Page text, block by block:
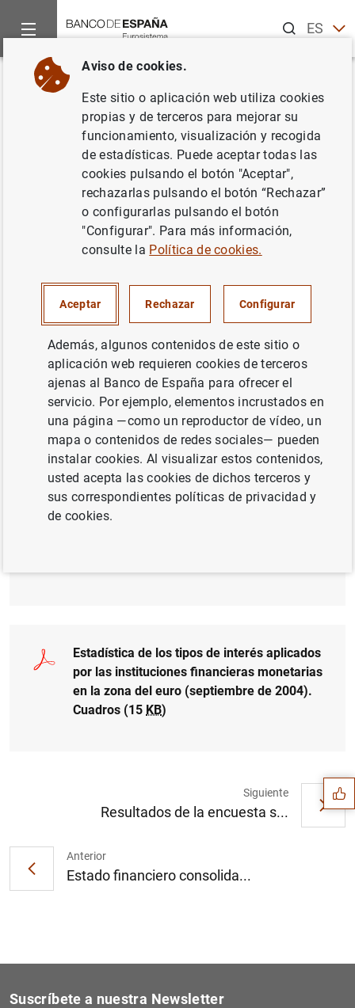
ESEN
Inicio Noticias y eventos
Volver
Estadística de los tipos de
interés aplicados por las
instituciones financieras
monetarias en la zona del euro
(septiembre de 2004)
Estadística de los tipos de interés aplicados
por las instituciones financieras monetarias
en la zona del euro (septiembre de 2004).
Gráfico 1 (20KB)
Estadística de los tipos de interés aplicados
Estadística de los tipos de interés aplicados
por las instituciones financieras monetarias
en la zona del euro (septiembre de 2004).
Cuadros (15 KB)
Anterior
Estado financiero consolida...
Siguiente
Resultados de la encuesta s...
Sugerencias
Suscríbete a nuestra Newsletter
Aviso de cookies.
Este sitio o aplicación web utiliza cookies
propias y de terceros para mejorar su
funcionamiento, visualización y recogida
de estadísticas. Puede aceptar todas las
cookies pulsando el botón "Aceptar",
rechazarlas pulsando el botón “Rechazar”
o configurarlas pulsando el botón
"Configurar". Para más información,
consulte la Política de cookies.
Aceptar Rechazar Configurar
Además, algunos contenidos de este sitio o
aplicación web requieren cookies de terceros
ajenas al Banco de España para ofrecer el
servicio. Por ejemplo, elementos incrustados en
una página —como un reproductor de vídeo, un
mapa o contenidos de redes sociales— pueden
instalar cookies. Al visualizar estos contenidos,
usted acepta las cookies de dichos terceros y
sus correspondientes políticas de privacidad y
de cookies.